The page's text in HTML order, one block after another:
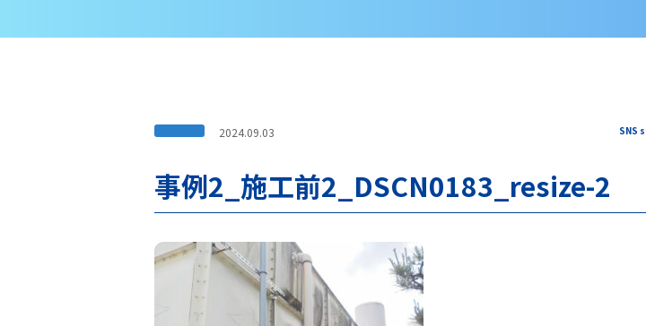
2024.09.03 SNS
事例2_施工前2_DSCN0183_resize-2